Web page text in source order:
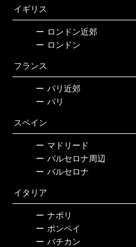
イギリス
ー ロンドン近郊
ー ロンドン
フランス
ー パリ近郊
ー パリ
スペイン
ー マドリード
ー バルセロナ周辺
ー バルセロナ
イタリア
ー ナポリ
ー ポンペイ
ー バチカン